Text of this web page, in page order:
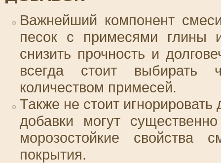
Важнейший компонент
песок с примесями глины
снизить прочность и
всегда стоит выбирать
количеством примесей.
Также не стоит
добавки могут
морозостойкие свойства
покрытия.